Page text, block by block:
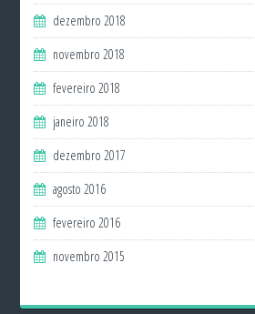
dezembro 2018
novembro 2018
fevereiro 2018
janeiro 2018
dezembro 2017
agosto 2016
fevereiro 2016
novembro 2015